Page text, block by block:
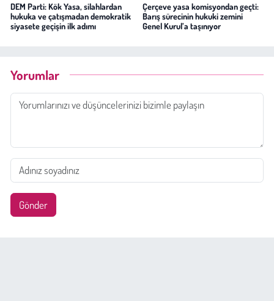
DEM Parti: Kök Yasa, silahlardan
hukuka ve çatışmadan demokratik
siyasete geçişin ilk adımı
Çerçeve yasa komisyondan geçti:
Barış sürecinin hukuki zemini
Genel Kurul’a taşınıyor
Yorumlar
Gönder